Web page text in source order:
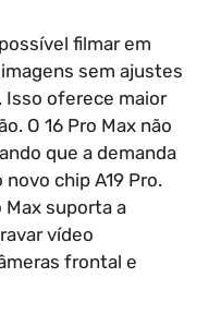
filmar em
sem ajustes
oferece maior
O 16 Pro Max não
que a demanda
chip A19 Pro.
Max suporta a
vídeo
frontal e